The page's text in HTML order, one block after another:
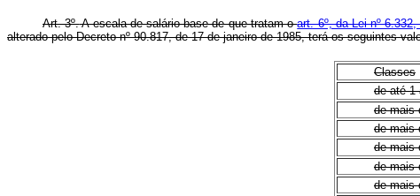
Art. 3º.A escala de salário-base de que tratam oart. 6º, da Lei nº
alterado pelo Decreto nº 90.817, de 17 de janeiro de 1985, terá os seguintes
Classes
de até 1
de mais
de mais
de mais
de mais
de mais